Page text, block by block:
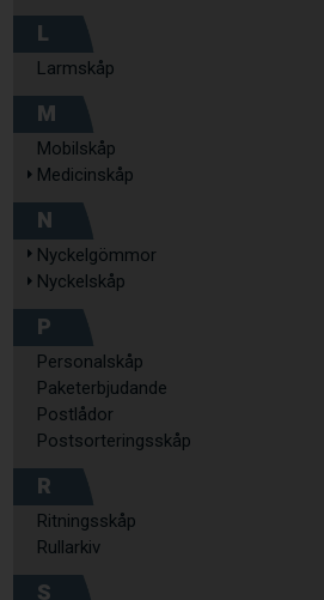
L
Larmskåp
M
Mobilskåp
Medicinskåp
N
Nyckelgömmor
Nyckelskåp
P
Personalskåp
Paketerbjudande
Postlådor
Postsorteringsskåp
R
Ritningsskåp
Rullarkiv
S